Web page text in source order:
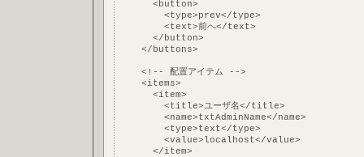
      <button>
        <type>prev</type>
        <text>前へ</text>
      </button>
    </buttons>
    <!-- 配置アイテム -->
    <items>
      <item>
        <title>ユーザ名</title>
        <name>txtAdminName</name>
        <type>text</type>
        <value>localhost</value>
      </item>